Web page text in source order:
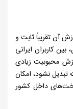
آن تقریباً ثابت و
کاربران ایرانی
محبوبیت زیادی
تبدیل نشود، امکان
داخل کشور